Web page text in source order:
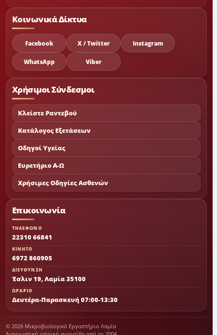
Κοινωνικά Δίκτυα
Facebook X / Twitter Instagram
WhatsApp Viber
Χρήσιμοι Σύνδεσμοι
Κλείστε Ραντεβού
Κατάλογος Εξετάσεων
Οδηγοί Υγείας
Ευρετήριο Α-Ω
Χρήσιμες Οδηγίες Ασθενών
Επικοινωνία
ΤΗΛΕΦΩΝΟ
22310 66841
ΚΙΝΗΤΟ
6972 860905
ΔΙΕΥΘΥΝΣΗ
Έσλιν 19, Λαμία 35100
ΩΡΑΡΙΟ
Δευτέρα-Παρασκευή 07:00-13:30
© 2026 Μικροβιολογικό Εργαστήριο Λαμία